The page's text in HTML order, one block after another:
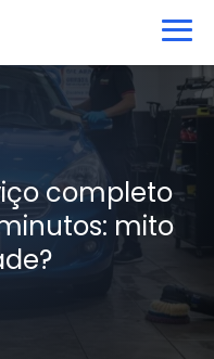
completo
mito